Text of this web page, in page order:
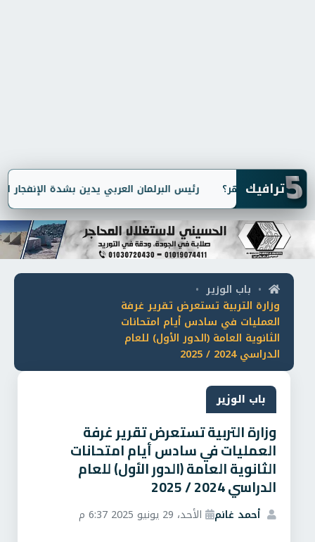
5ترافيك رئيس البرلمان العربي يدين بشدة الإنفجار
• باب الوزير •
وزارة التربية تستعرض تقرير غرفة
العمليات في سادس أيام امتحانات
الثانوية العامة (الدور الأول) للعام
الدراسي 2024 / 2025
باب الوزير
وزارة التربية تستعرض تقرير غرفة
العمليات في سادس أيام امتحانات
الثانوية العامة (الدور الأول) للعام
الدراسي 2024 / 2025
أحمد غانم الأحد، 29 يونيو 2025 6:37 م